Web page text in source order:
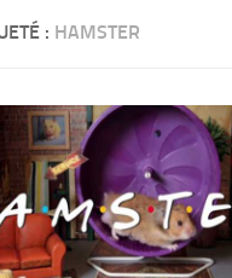
: HAMSTER